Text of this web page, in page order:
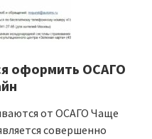
оформить ОСАГО
от ОСАГО Чаще
совершенно